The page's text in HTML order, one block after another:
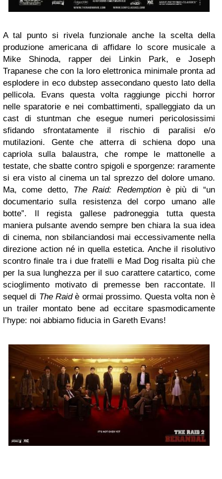
A tal punto si rivela funzionale anche la scelta della
produzione americana di affidare lo score musicale a
Mike Shinoda, rapper dei Linkin Park, e Joseph
Trapanese che con la loro elettronica minimale pronta ad
esplodere in eco dubstep assecondano questo lato della
pellicola. Evans questa volta raggiunge picchi horror
nelle sparatorie e nei combattimenti, spalleggiato da un
cast di stuntman che esegue numeri pericolosissimi
sfidando sfrontatamente il rischio di paralisi e/o
mutilazioni. Gente che atterra di schiena dopo una
capriola sulla balaustra, che rompe le mattonelle a
testate, che sbatte contro spigoli e sporgenze: raramente
si era visto al cinema un tal sprezzo del dolore umano.
Ma, come detto, The Raid: Redemptionè più di “un
documentario sulla resistenza del corpo umano alle
botte”. Il regista gallese padroneggia tutta questa
maniera pulsante avendo sempre ben chiara la sua idea
di cinema, non sbilanciandosi mai eccessivamente nella
direzione action né in quella estetica. Anche il risolutivo
scontro finale tra i due fratelli e Mad Dog risalta più che
per la sua lunghezza per il suo carattere catartico, come
scioglimento motivato di premesse ben raccontate. Il
sequel di The Raidè ormai prossimo. Questa volta non è
un trailer montato bene ad eccitare spasmodicamente
l’hype: noi abbiamo fiducia in Gareth Evans!